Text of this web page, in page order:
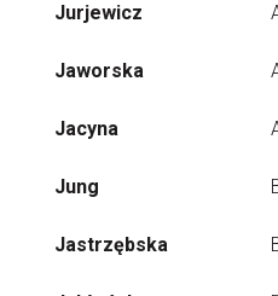
Jurjewicz
Jaworska
Jacyna
Jung
Jastrzębska